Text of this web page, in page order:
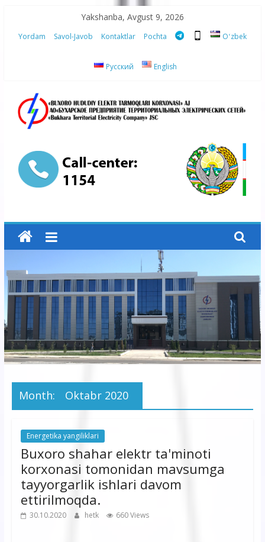
content
Yakshanba, Avgust 9, 2026
Yordam Savol-Javob Kontaktlar Pochta Oʻzbek
Русский English
“Buxoro
hududiy
elektr
tarmoqlari
korxonasi”
AJ
“Buxoro
hududiy
korxonasi”
Month: Oktabr 2020
Energetika yangiliklari
Buxoro shahar elektr ta'minoti
korxonasi tomonidan mavsumga
tayyorgarlik ishlari davom
ettirilmoqda.
30.10.2020 hetk 660 Views